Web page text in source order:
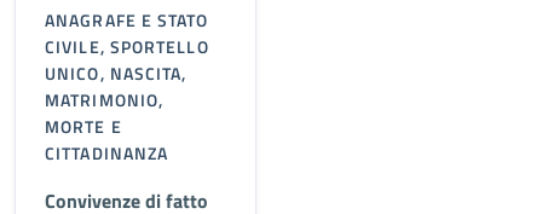
ANAGRAFE E STATO
CIVILE, SPORTELLO
UNICO, NASCITA,
MATRIMONIO,
MORTE E
CITTADINANZA
Convivenze di fatto